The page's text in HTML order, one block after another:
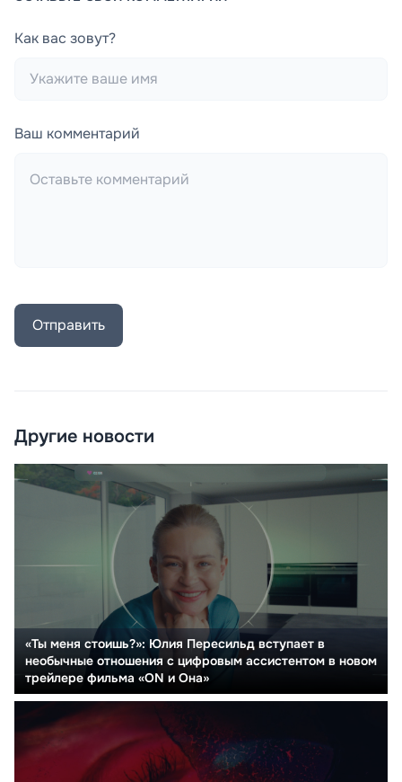
Как вас зовут?
Ваш комментарий
Отправить
Другие новости
«Ты меня стоишь?»: Юлия Пересильд вступает в
необычные отношения с цифровым ассистентом в новом
трейлере фильма «ON и Она»